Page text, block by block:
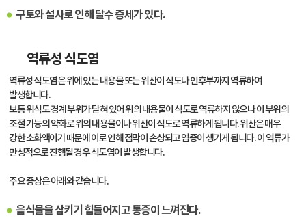
구토와 설사로 인해 탈수 증세가 있다.
역류성 식도염
역류성 식도염은 위에 있는 내용물 또는 위산이 식도나 인후부까지 역류하여
발생합니다.
보통 위식도 경계 부위가 닫혀 있어 위의 내용물이 식도로 역류하지 않으나 이 부위의
조절 기능의 약화로 위의 내용물이나 위산이 식도로 역류하게 됩니다. 위산은 매우
강한 소화액이기 때문에 이로 인해 점막이 손상되고 염증이 생기게 됩니다. 이 역류가
만성적으로 진행될 경우 식도염이 발생합니다.
주요 증상은 아래와 같습니다.
음식물을 삼키기 힘들어지고 통증이 느껴진다.